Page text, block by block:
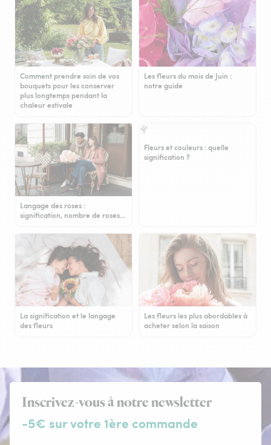
Comment prendre soin de vos
bouquets pour les conserver
plus longtemps pendant la
chaleur estivale
Les fleurs du mois de Juin :
notre guide
Langage des roses :
signification, nombre de roses…
Fleurs et couleurs : quelle
signification ?
La signification et le langage
des fleurs
Les fleurs les plus abordables à
acheter selon la saison
Inscrivez-vous à notre newsletter
-5€ sur votre 1ère commande